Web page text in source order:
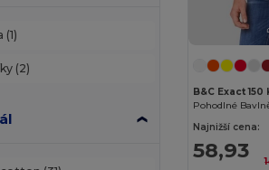
(1)
(2)
B&C Exact 150
Pohodlné
Najnižší cena:
58,93